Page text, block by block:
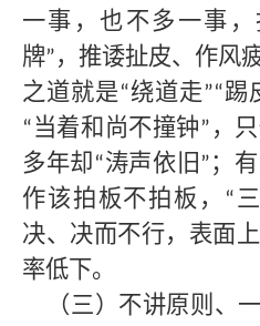
一事，也不多一事
牌”，推诿扯皮、作风
之道就是“绕道走”“踢
“当着和尚不撞钟” ，
多年却“涛声依旧”；
作该拍板不拍板，
“
决、决而不行，表面
率低下。
（三）不讲原则、